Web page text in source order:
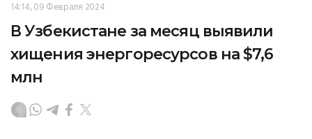
14:14, 09 Февраля 2024
В Узбекистане за месяц выявили
хищения энергоресурсов на $7,6
млн